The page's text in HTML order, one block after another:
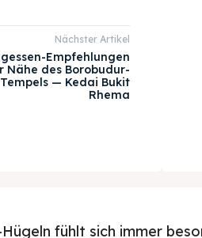
Nächster Artikel
Empfehlungen
Nähe des Borobudur-
Tempels — Kedai Bukit
Rhema
fühlt sich immer